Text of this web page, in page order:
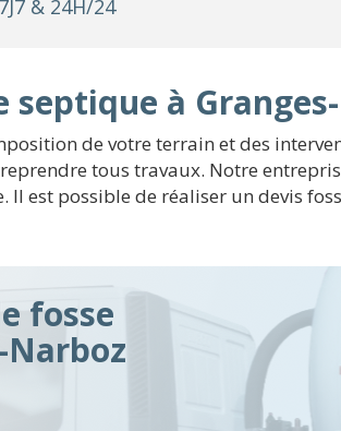
7J7 & 24H/24
à
de votre terrain et des
tous travaux. Notre
est possible de réaliser un devis
fosse